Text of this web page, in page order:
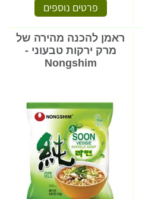
פרטים נוספים
ראמן להכנה מהירה של
מרק ירקות טבעוני -
Nongshim